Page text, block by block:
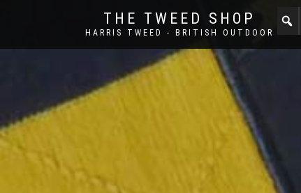
THE TWEED SHOP
HARRIS TWEED - BRITISH OUTDOOR